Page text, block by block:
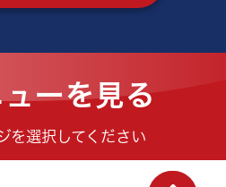
トに設けられたオプトアウ
設定画面にアクセス
端末のOSを提供している
の案内を確認してください
ーを見る
を選択してください